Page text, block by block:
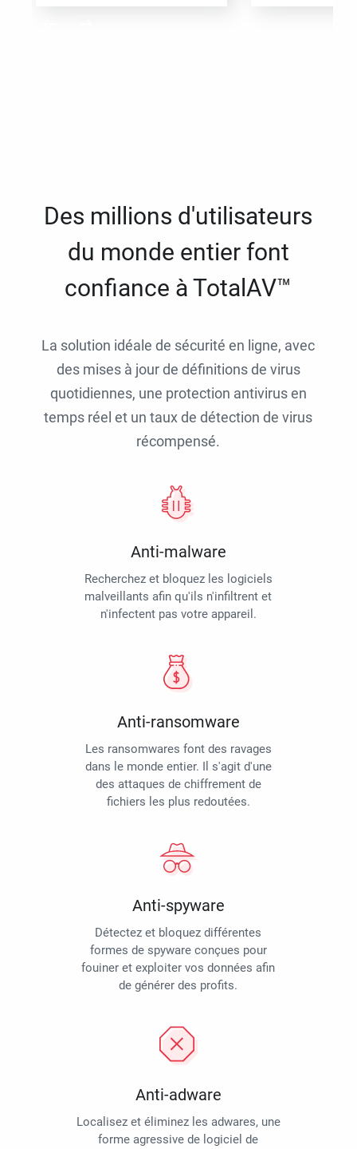
Des millions d'utilisateurs
du monde entier font
confiance à TotalAV™
La solution idéale de sécurité en ligne, avec
des mises à jour de définitions de virus
quotidiennes, une protection antivirus en
temps réel et un taux de détection de virus
récompensé.
Anti-malware
Recherchez et bloquez les logiciels
malveillants afin qu'ils n'infiltrent et
n'infectent pas votre appareil.
Anti-ransomware
Les ransomwares font des ravages
dans le monde entier. Il s'agit d'une
des attaques de chiffrement de
fichiers les plus redoutées.
Anti-spyware
Détectez et bloquez différentes
formes de spyware conçues pour
fouiner et exploiter vos données afin
de générer des profits.
Anti-adware
Localisez et éliminez les adwares, une
forme agressive de logiciel de